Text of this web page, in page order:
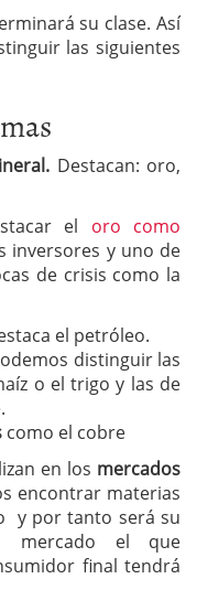
su clase. Así
las siguientes
Destacan: oro,
el oro como
inversores y uno de
de crisis como la
el petróleo.
distinguir las
o el trigo y las de
como el cobre
en los mercados
encontrar materias
y por tanto será su
mercado el que
final tendrá